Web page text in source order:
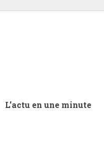
L’actu en une minute